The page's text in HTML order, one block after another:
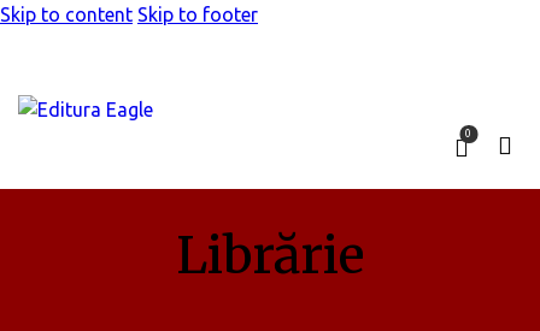
Skip to content Skip to footer
0
Librărie